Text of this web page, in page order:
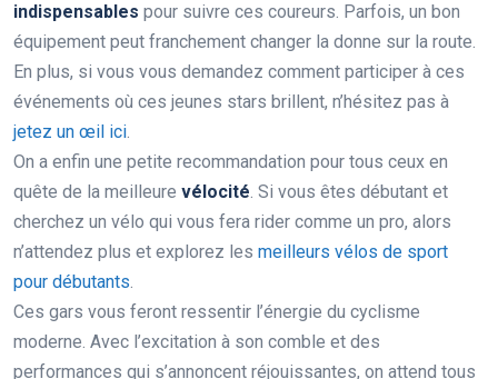
indispensables pour suivre ces coureurs. Parfois, un bon
équipement peut franchement changer la donne sur la route.
En plus, si vous vous demandez comment participer à ces
événements où ces jeunes stars brillent, n’hésitez pas à
jetez un œil ici.
On a enfin une petite recommandation pour tous ceux en
quête de la meilleure vélocité. Si vous êtes débutant et
cherchez un vélo qui vous fera rider comme un pro, alors
n’attendez plus et explorez les meilleurs vélos de sport
pour débutants.
Ces gars vous feront ressentir l’énergie du cyclisme
moderne. Avec l’excitation à son comble et des
performances qui s’annoncent réjouissantes, on attend tous